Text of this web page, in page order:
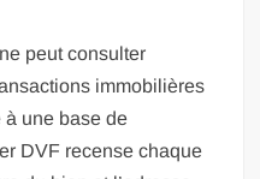
peut consulter
immobilières
à une base de
DVF recense chaque